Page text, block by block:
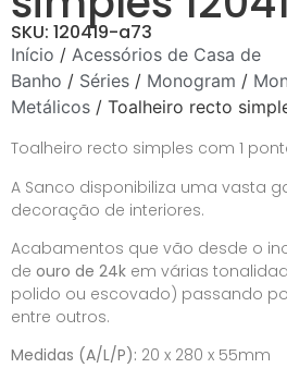
SKU: 120419-a73
Início / Acessórios de Casa de
Banho / Séries / Monogram /
Metálicos / Toalheiro recto
Toalheiro recto simples com 1
A Sanco disponibiliza uma vasta
decoração de interiores.
Acabamentos que vão desde o
de ouro de 24k em várias
polido ou escovado) passando
entre outros.
Medidas (A/L/P): 20 x 280 x 55mm